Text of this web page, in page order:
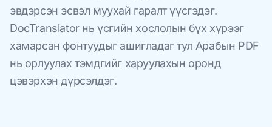
эвдэрсэн эсвэл муухай гаралт үүсгэдэг.
DocTranslator нь үсгийн хослолын бүх хүрээг
хамарсан фонтуудыг ашигладаг тул Арабын PDF
нь орлуулах тэмдгийг харуулахын оронд
цэвэрхэн дүрсэлдэг.